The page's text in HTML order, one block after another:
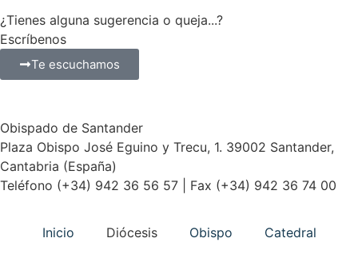
¿Tienes alguna sugerencia o queja...?
Escríbenos
Te escuchamos
Obispado de Santander
Plaza Obispo José Eguino y Trecu, 1. 39002 Santander,
Cantabria (España)
Teléfono (+34) 942 36 56 57 | Fax (+34) 942 36 74 00
Inicio Diócesis Obispo Catedral